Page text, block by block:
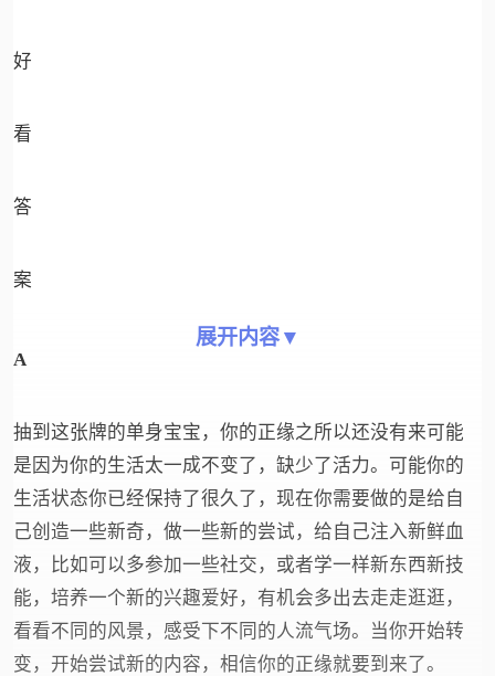
好
看
答
案
A
抽到这张牌的单身宝宝，你的正缘之所以还没有来可能
是因为你的生活太一成不变了，缺少了活力。可能你的
生活状态你已经保持了很久了，现在你需要做的是给自
己创造一些新奇，做一些新的尝试，给自己注入新鲜血
液，比如可以多参加一些社交，或者学一样新东西新技
能，培养一个新的兴趣爱好，有机会多出去走走逛逛，
看看不同的风景，感受下不同的人流气场。当你开始转
变，开始尝试新的内容，相信你的正缘就要到来了。
展开内容▼